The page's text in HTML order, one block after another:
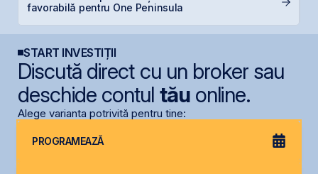
favorabilă pentru One Peninsula
START INVESTIȚII
Discută direct cu un broker sau
deschide contul tăuonline.
Alege varianta potrivită pentru tine:
PROGRAMEAZĂ